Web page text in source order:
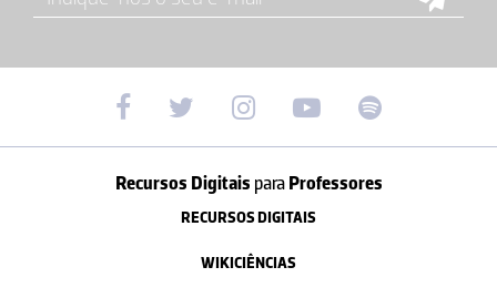
Recursos Digitais paraProfessores
RECURSOS DIGITAIS
WIKICIÊNCIAS